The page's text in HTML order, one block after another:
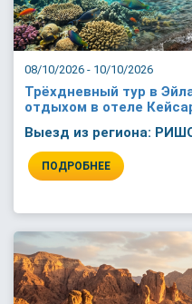
08/10/2026 - 10/10/2026
Трёхдневный тур в
отдыхом в отеле
Выезд из региона:
ПОДРОБНЕЕ